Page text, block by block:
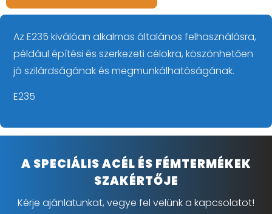
Az E235 kiválóan alkalmas általános felhasználásra,
például építési és szerkezeti célokra, köszönhetően
jó szilárdságának és megmunkálhatóságának.
E235
A SPECIÁLIS ACÉL ÉS FÉMTERMÉKEK
SZAKÉRTŐJE
Kérje ajánlatunkat, vegye fel velünk a kapcsolatot!